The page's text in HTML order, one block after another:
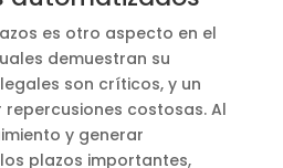
es otro aspecto en el
demuestran su
son críticos, y un
costosas. Al
y generar
plazos importantes,